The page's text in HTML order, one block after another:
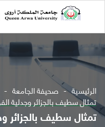
الرئيسية صحيفة الجامعة
تمثال سطيف بالجزائر وجدلية
تمثال سطيف بالجزائر